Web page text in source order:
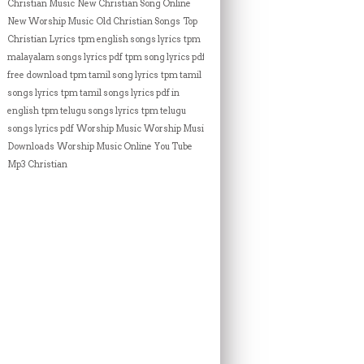
Christian Music New Christian Song Online
New Worship Music Old Christian Songs Top
Christian Lyrics tpm english songs lyrics tpm
malayalam songs lyrics pdf tpm song lyrics pdf
free download tpm tamil song lyrics tpm tamil
songs lyrics tpm tamil songs lyrics pdf in
english tpm telugu songs lyrics tpm telugu
songs lyrics pdf Worship Music Worship Music
Downloads Worship Music Online You Tube
Mp3 Christian